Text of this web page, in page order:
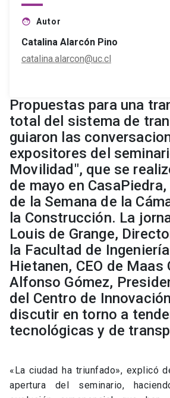
face Autor
Catalina Alarcón Pino
catalina.alarcon@uc.cl
Propuestas para una
total del sistema de
guiaron las
expositores del
Movilidad", que se
de mayo en
de la Semana de la
la Construcción. La
Louis de Grange,
la Facultad de
Hietanen, CEO de Maas
Alfonso Gómez,
del Centro de
discutir en torno a
tecnológicas y de
«La ciudad ha triunfado», explicó
apertura del seminario,